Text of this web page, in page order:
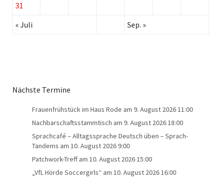
31
« Juli
Sep. »
Nächste Termine
Frauenfrühstück im Haus Rode am 9. August 2026 11:00
Nachbarschaftsstammtisch am 9. August 2026 18:00
Sprachcafé – Alltagssprache Deutsch üben – Sprach-
Tandems am 10. August 2026 9:00
Patchwork-Treffam 10. August 2026 15:00
„VfL Hörde Soccergirls“ am 10. August 2026 16:00